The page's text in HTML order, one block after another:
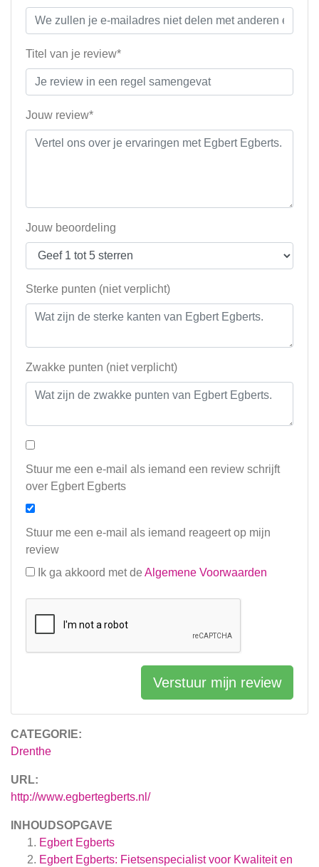
CATEGORIE:
Drenthe
URL:
http://www.egbertegberts.nl/
INHOUDSOPGAVE
Egbert Egberts
Egbert Egberts: Fietsenspecialist voor Kwaliteit en
Titel van je review*
Jouw review*
Jouw beoordeling
Sterke punten (niet verplicht)
Zwakke punten (niet verplicht)
Stuur me een e-mail als iemand een review schrijft
over Egbert Egberts
Stuur me een e-mail als iemand reageert op mijn
review
Ik ga akkoord met de Algemene Voorwaarden
Verstuur mijn review